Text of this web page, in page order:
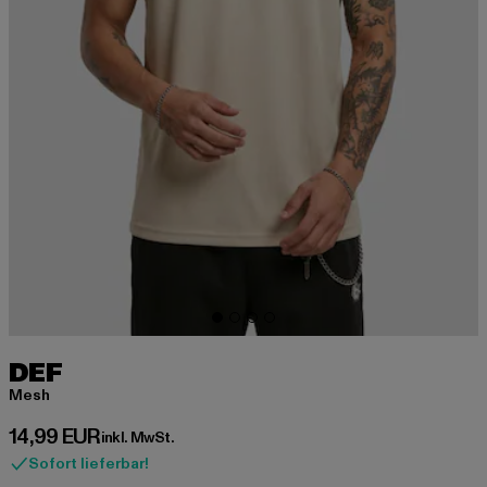
DEF
Mesh
14,99 EUR
Derzeitiger Preis: 14,99 EUR
inkl. MwSt.
Sofort lieferbar!